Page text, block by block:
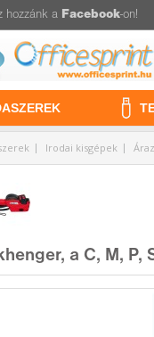
hozzánk a Facebook-on!
Irodai kisgépek
a C, M, P,